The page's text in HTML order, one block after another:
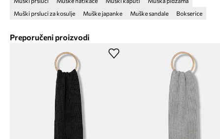
Muški prsluci za kosulje
Muške japanke Muške sandale Bokserice
Preporučeni proizvodi